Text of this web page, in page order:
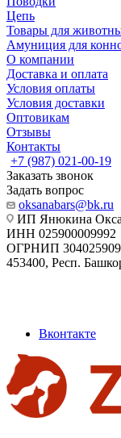
Цепь
Товары для
Амуниция для
О компании
Доставка и оплата
Условия оплаты
Условия доставки
Оптовикам
Отзывы
Контакты
+7 (987) 021-00-19
Заказать звонок
Задать вопрос
oksanabars@bk.ru
ИП Янюкина
ИНН 025900009992
ОГРНИП
453400, Респ.
Вконтакте